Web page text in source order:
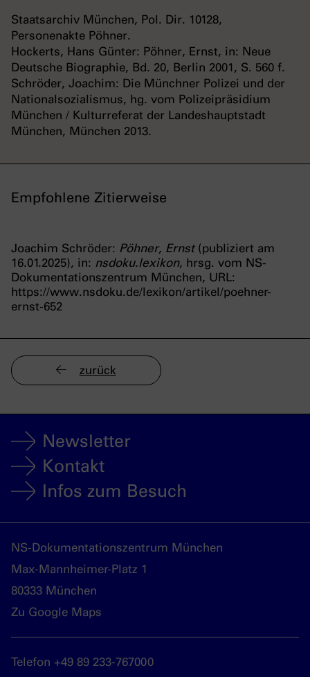
Staatsarchiv München, Pol. Dir. 10128,
Personenakte Pöhner.
Hockerts, Hans Günter: Pöhner, Ernst, in: Neue
Deutsche Biographie, Bd. 20, Berlin 2001, S. 560 f.
Schröder, Joachim: Die Münchner Polizei und der
Nationalsozialismus, hg. vom Polizeipräsidium
München / Kulturreferat der Landeshauptstadt
München, München 2013.
Empfohlene Zitierweise
Joachim Schröder: Pöhner, Ernst(publiziert am
16.01.2025), in: nsdoku.lexikon, hrsg. vom NS-
Dokumentationszentrum München, URL:
https://www.nsdoku.de/lexikon/artikel/poehner-
ernst-652
zurück
Newsletter
Kontakt
Infos zum Besuch
NS-Dokumentationszentrum München
Max-Mannheimer-Platz 1
80333 München
Zu Google Maps
Telefon +49 89 233-767000